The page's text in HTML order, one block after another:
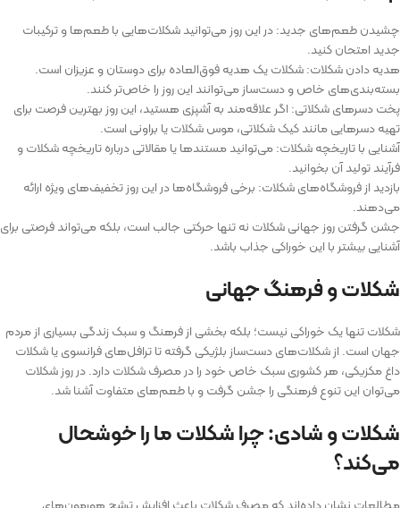
چشیدن طعم‌های جدید: در این روز می‌توانید شکلات‌هایی با طعم‌ها و ترکیبات
جدید امتحان کنید.
هدیه دادن شکلات: شکلات یک هدیه فوق‌العاده برای دوستان و عزیزان است.
بسته‌بندی‌های خاص و دست‌ساز می‌توانند این روز را خاص‌تر کنند.
پخت دسرهای شکلاتی: اگر علاقه‌مند به آشپزی هستید، این روز بهترین فرصت برای
تهیه دسرهایی مانند کیک شکلاتی، موس شکلات یا براونی است.
آشنایی با تاریخچه شکلات: می‌توانید مستندها یا مقالاتی درباره تاریخچه شکلات و
فرآیند تولید آن بخوانید.
بازدید از فروشگاه‌های شکلات: برخی فروشگاه‌ها در این روز تخفیف‌های ویژه ارائه
می‌دهند.
جشن گرفتن روز جهانی شکلات نه تنها حرکتی جالب است، بلکه می‌تواند فرصتی برای
آشنایی بیشتر با این خوراکی جذاب باشد.
شکلات و فرهنگ جهانی
شکلات تنها یک خوراکی نیست؛ بلکه بخشی از فرهنگ و سبک زندگی بسیاری از مردم
جهان است. از شکلات‌های دست‌ساز بلژیکی گرفته تا ترافل‌های فرانسوی یا شکلات
داغ مکزیکی، هر کشوری سبک خاص خود را در مصرف شکلات دارد. در روز شکلات
می‌توان این تنوع فرهنگی را جشن گرفت و با طعم‌های متفاوت آشنا شد.
شکلات و شادی: چرا شکلات ما را خوشحال
می‌کند؟